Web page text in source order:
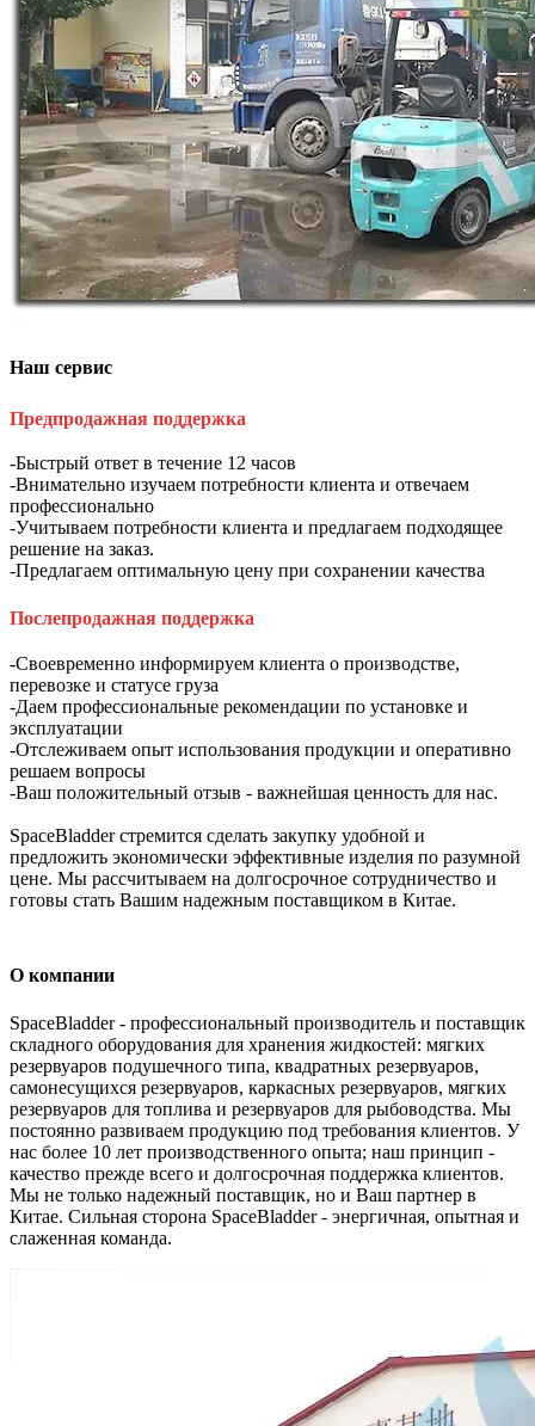
Наш сервис
Предпродажная поддержка
-Быстрый ответ в течение 12 часов
-Внимательно изучаем потребности клиента и отвечаем
профессионально
-Учитываем потребности клиента и предлагаем подходящее
решение на заказ.
-Предлагаем оптимальную цену при сохранении качества
Послепродажная поддержка
-Своевременно информируем клиента о производстве,
перевозке и статусе груза
-Даем профессиональные рекомендации по установке и
эксплуатации
-Отслеживаем опыт использования продукции и оперативно
решаем вопросы
-Ваш положительный отзыв - важнейшая ценность для нас.
SpaceBladder стремится сделать закупку удобной и
предложить экономически эффективные изделия по разумной
цене. Мы рассчитываем на долгосрочное сотрудничество и
готовы стать Вашим надежным поставщиком в Китае.
О компании
SpaceBladder - профессиональный производитель и поставщик
складного оборудования для хранения жидкостей: мягких
резервуаров подушечного типа, квадратных резервуаров,
самонесущихся резервуаров, каркасных резервуаров, мягких
резервуаров для топлива и резервуаров для рыбоводства. Мы
постоянно развиваем продукцию под требования клиентов. У
нас более 10 лет производственного опыта; наш принцип -
качество прежде всего и долгосрочная поддержка клиентов.
Мы не только надежный поставщик, но и Ваш партнер в
Китае. Сильная сторона SpaceBladder - энергичная, опытная и
слаженная команда.